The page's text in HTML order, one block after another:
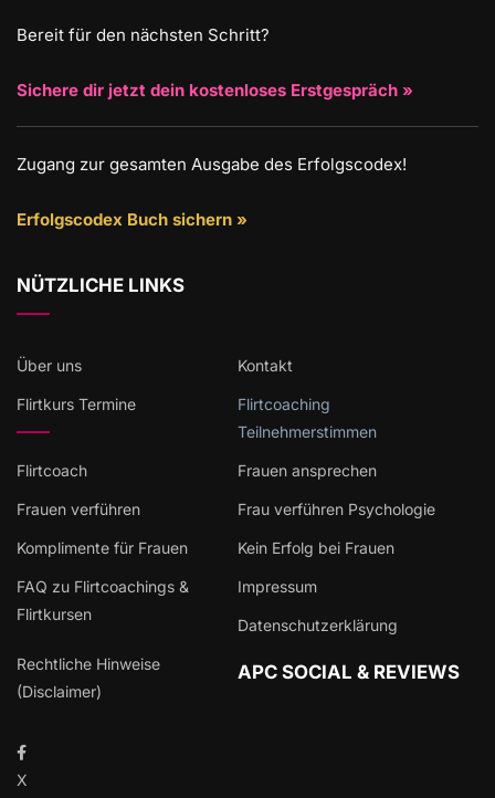
Bereit für den nächsten Schritt?
Sichere dir jetzt dein kostenloses Erstgespräch »
Zugang zur gesamten Ausgabe des Erfolgscodex!
Erfolgscodex Buch sichern »
NÜTZLICHE LINKS
Über uns Kontakt
Flirtkurs Termine
Flirtcoaching
Teilnehmerstimmen
Flirtcoach Frauen ansprechen
Frauen verführen Frau verführen Psychologie
Komplimente für Frauen Kein Erfolg bei Frauen
FAQ zu Flirtcoachings &
Flirtkursen
Impressum
Datenschutzerklärung
Rechtliche Hinweise
(Disclaimer)
APC SOCIAL & REVIEWS
X